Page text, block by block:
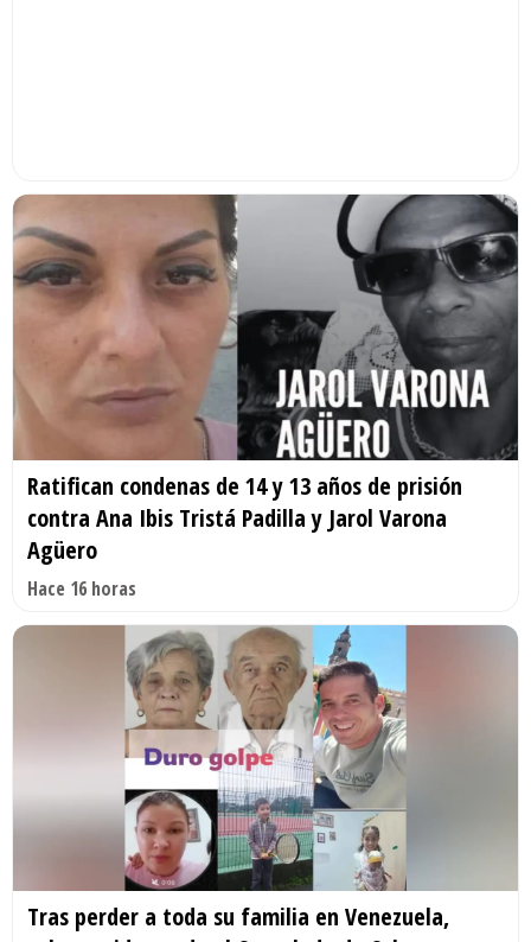
Ratifican condenas de 14 y 13 años de prisión
contra Ana Ibis Tristá Padilla y Jarol Varona
Agüero
Hace 16 horas
Tras perder a toda su familia en Venezuela,